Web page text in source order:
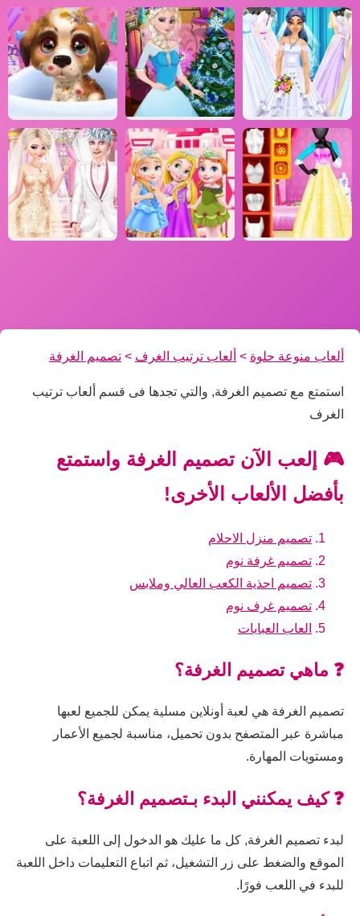
ألعاب منوعة حلوة > ألعاب ترتيب الغرف > تصميم الغرفة
استمتع مع تصميم الغرفة, والتي تجدها فى قسم ألعاب ترتيب
الغرف
🎮 إلعب الآن تصميم الغرفة واستمتع
بأفضل الألعاب الأخرى!
تصميم منزل الاحلام
تصميم غرفة نوم
تصميم احذية الكعب العالي وملابس
تصميم غرف نوم
العاب العبايات
❓ ماهي تصميم الغرفة؟
تصميم الغرفة هي لعبة أونلاين مسلية يمكن للجميع لعبها
مباشرة عبر المتصفح بدون تحميل، مناسبة لجميع الأعمار
ومستويات المهارة.
❓ كيف يمكنني البدء بـتصميم الغرفة؟
لبدء تصميم الغرفة, كل ما عليك هو الدخول إلى اللعبة على
الموقع والضغط على زر التشغيل، ثم اتباع التعليمات داخل اللعبة
للبدء في اللعب فورًا.